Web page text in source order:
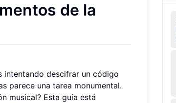
de la
intentando descifrar un código
parece una tarea monumental.
musical? Esta guía está